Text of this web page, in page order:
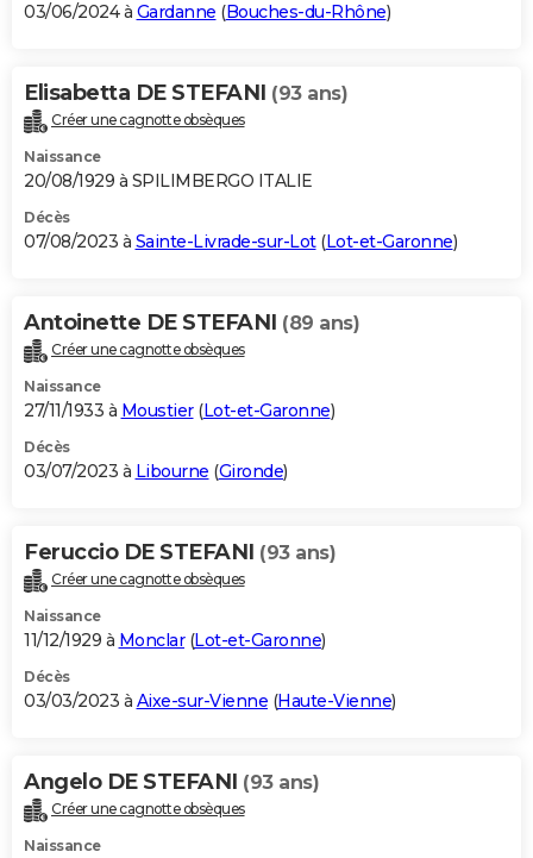
03/06/2024 à Gardanne (Bouches-du-Rhône)
Elisabetta DE STEFANI (93 ans)
Créer une cagnotte obsèques
Naissance
20/08/1929 à SPILIMBERGO ITALIE
Décès
07/08/2023 à Sainte-Livrade-sur-Lot(Lot-et-Garonne)
Antoinette DE STEFANI (89 ans)
Créer une cagnotte obsèques
Naissance
27/11/1933 à Moustier(Lot-et-Garonne)
Décès
03/07/2023 à Libourne (Gironde)
Feruccio DE STEFANI (93 ans)
Créer une cagnotte obsèques
Naissance
11/12/1929 à Monclar(Lot-et-Garonne)
Décès
03/03/2023 à Aixe-sur-Vienne (Haute-Vienne)
Angelo DE STEFANI (93 ans)
Créer une cagnotte obsèques
Naissance